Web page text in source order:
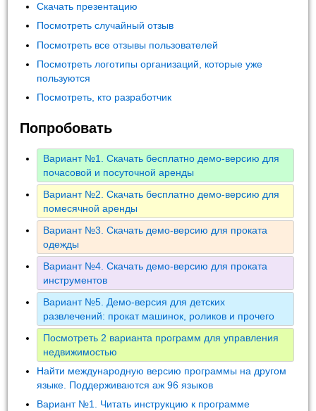
Скачать презентацию
Посмотреть случайный отзыв
Посмотреть все отзывы пользователей
Посмотреть логотипы организаций, которые уже
пользуются
Посмотреть, кто разработчик
Попробовать
Вариант №1. Скачать бесплатно демо-версию для
почасовой и посуточной аренды
Вариант №2. Скачать бесплатно демо-версию для
помесячной аренды
Вариант №3. Скачать демо-версию для проката
одежды
Вариант №4. Скачать демо-версию для проката
инструментов
Вариант №5. Демо-версия для детских
развлечений: прокат машинок, роликов и прочего
Посмотреть 2 варианта программ для управления
недвижимостью
Найти международную версию программы на другом
языке. Поддерживаются аж 96 языков
Вариант №1. Читать инструкцию к программе